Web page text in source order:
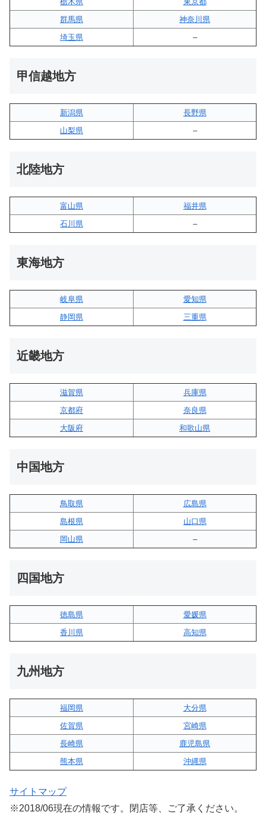
群馬県
神奈川県
埼玉県
–
甲信越地方
新潟県
長野県
山梨県
–
北陸地方
富山県
福井県
石川県
–
東海地方
岐阜県
愛知県
静岡県
三重県
近畿地方
滋賀県
兵庫県
京都府
奈良県
大阪府
和歌山県
中国地方
鳥取県
広島県
島根県
山口県
岡山県
–
四国地方
徳島県
愛媛県
香川県
高知県
九州地方
福岡県
大分県
佐賀県
宮崎県
長崎県
鹿児島県
熊本県
沖縄県
サイトマップ
※2018/06現在の情報です。閉店等、ご了承ください。